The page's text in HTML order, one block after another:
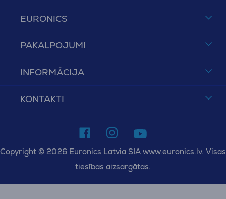
EURONICS
PAKALPOJUMI
INFORMĀCIJA
KONTAKTI
Copyright © 2026 Euronics Latvia SIA www.euronics.lv. Visas
tiesības aizsargātas.